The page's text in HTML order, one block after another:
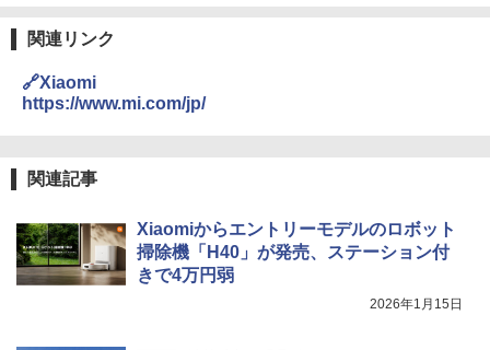
関連リンク
🔗Xiaomi
https://www.mi.com/jp/
関連記事
Xiaomiからエントリーモデルのロボット
掃除機「H40」が発売、ステーション付
きで4万円弱
2026年1月15日